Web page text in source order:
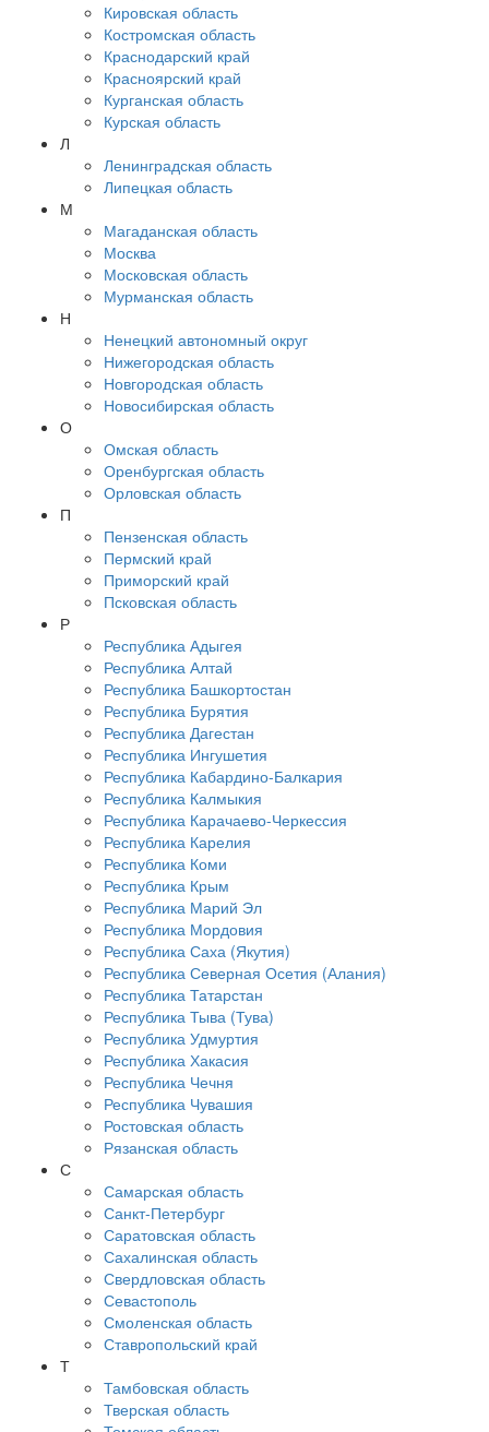
Кировская область
Костромская область
Краснодарский край
Красноярский край
Курганская область
Курская область
Л
Ленинградская область
Липецкая область
М
Магаданская область
Москва
Московская область
Мурманская область
Н
Ненецкий автономный округ
Нижегородская область
Новгородская область
Новосибирская область
О
Омская область
Оренбургская область
Орловская область
П
Пензенская область
Пермский край
Приморский край
Псковская область
Р
Республика Адыгея
Республика Алтай
Республика Башкортостан
Республика Бурятия
Республика Дагестан
Республика Ингушетия
Республика Кабардино-Балкария
Республика Калмыкия
Республика Карачаево-Черкессия
Республика Карелия
Республика Коми
Республика Крым
Республика Марий Эл
Республика Мордовия
Республика Саха (Якутия)
Республика Северная Осетия (Алания)
Республика Татарстан
Республика Тыва (Тува)
Республика Удмуртия
Республика Хакасия
Республика Чечня
Республика Чувашия
Ростовская область
Рязанская область
С
Самарская область
Санкт-Петербург
Саратовская область
Сахалинская область
Свердловская область
Севастополь
Смоленская область
Ставропольский край
Т
Тамбовская область
Тверская область